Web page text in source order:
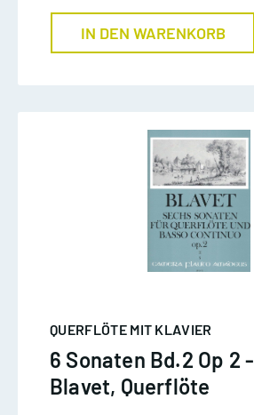
IN DEN WARENKORB
QUERFLÖTE MIT KLAVIER
6 Sonaten Bd.2 Op 2 -
Blavet, Querflöte